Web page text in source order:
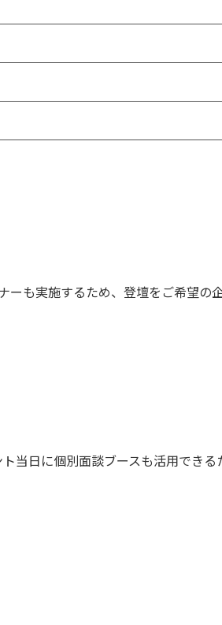
も実施するため、登壇をご希望の
当日に個別面談ブースも活用できる